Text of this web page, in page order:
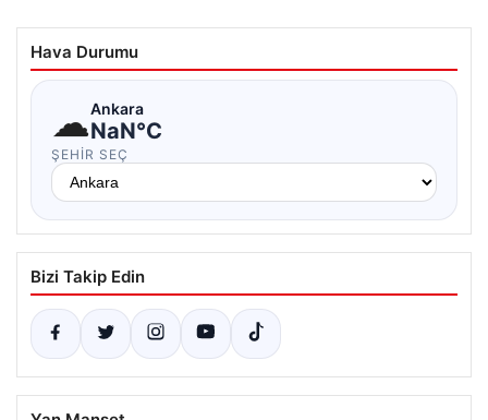
Hava Durumu
☁Ankara
NaN°C
ŞEHIR SEÇ
Bizi Takip Edin